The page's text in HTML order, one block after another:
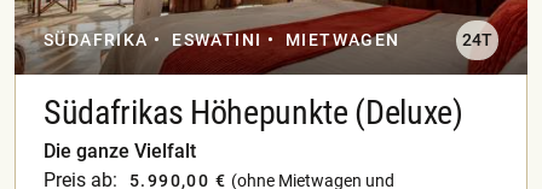
SÜDAFRIKA ESWATINI MIETWAGEN 24T
Südafrikas Höhepunkte (Deluxe)
Die ganze Vielfalt
Preis ab:
5.990,00 € (ohne Mietwagen und